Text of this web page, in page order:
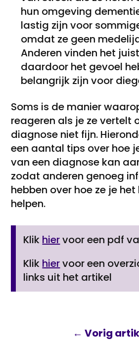
hun omgeving
lastig zijn voor
omdat ze geen
Anderen vinden het
daardoor het gevoel
belangrijk zijn voor
Soms is de manier
reageren als je ze vertelt
diagnose niet fijn.
een aantal tips over hoe
van een diagnose kan
zodat anderen genoeg
hebben over hoe ze je
helpen.
Klik hiervoor een pdf
Klik hiervoor een
links uit het artikel
←Vorig